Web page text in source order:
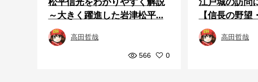
松平信光をわかりやすく解説
～大きく躍進した岩津松平...
高田哲哉
566 0
江戸城の訪問
【信長の野望
高田哲哉